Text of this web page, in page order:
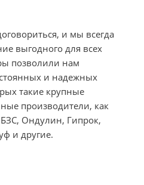
и мы всегда
выгодного для всех
позволили нам
и надежных
такие крупные
производители, как
Ондулин, Гипрок,
и другие.